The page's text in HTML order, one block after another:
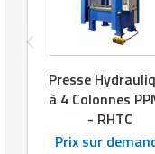
Presse
à 4 Colonnes
- RHTC
Prix sur